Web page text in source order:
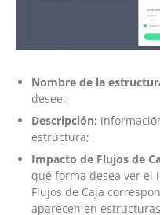
Nombre de la
desee;
Descripción:
estructura;
Impacto de Flujos de
qué forma desea ver el
Flujos de Caja
aparecen en